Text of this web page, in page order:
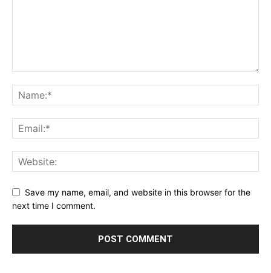
Save my name, email, and website in this browser for the
next time I comment.